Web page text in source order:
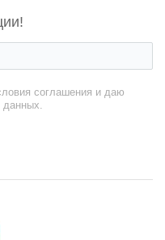
соглашения и даю
данных.